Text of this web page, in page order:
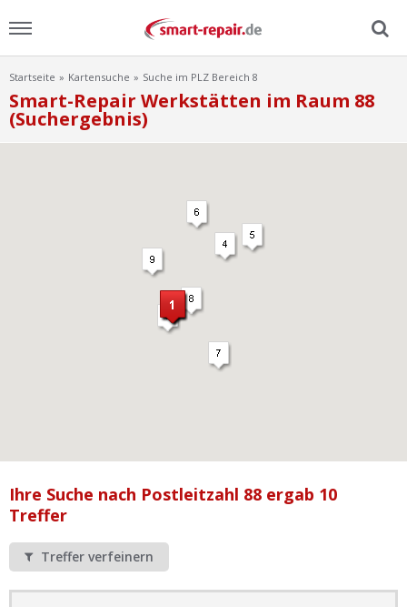
Menu
Home
Werkstatt Login
Startseite Kartensuche Suche im PLZ Bereich 8
Smart-Repair Werkstätten im Raum 88
(Suchergebnis)
Ihre Suche nach Postleitzahl 88 ergab 10
Treffer
Treffer verfeinern